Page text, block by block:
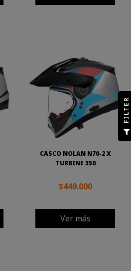
CASCO NOLAN N70-2 X
TURBINE 350
$449.000
Ver más
R